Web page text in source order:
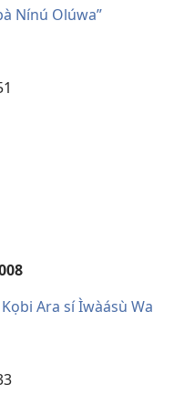
Nínú Olúwa”
Ara sí Ìwàásù Wa